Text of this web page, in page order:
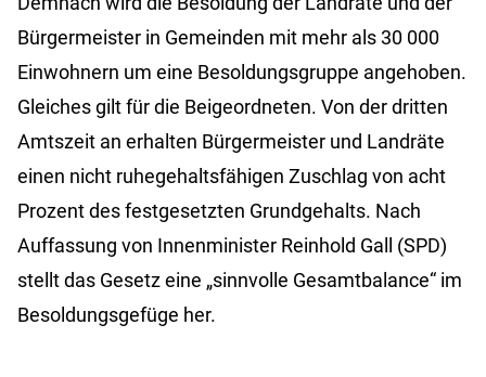
Bürgermeister in Gemeinden mit mehr als 30 000
Einwohnern um eine Besoldungsgruppe angehoben.
Gleiches gilt für die Beigeordneten. Von der dritten
Amtszeit an erhalten Bürgermeister und Landräte
einen nicht ruhegehaltsfähigen Zuschlag von acht
Prozent des festgesetzten Grundgehalts. Nach
Auffassung von Innenminister Reinhold Gall (SPD)
stellt das Gesetz eine „sinnvolle Gesamtbalance“ im
Besoldungsgefüge her.